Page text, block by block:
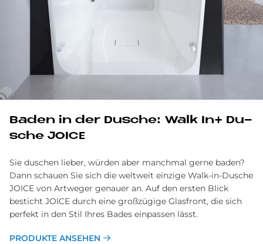
Ba­den in der Du­sche: Walk In+ Du­
sche JOICE
Sie duschen lieber, würden aber manchmal gerne baden?
Dann schauen Sie sich die weltweit einzige Walk-in-Dusche
JOICE von Artweger genauer an. Auf den ersten Blick
besticht JOICE durch eine großzügige Glasfront, die sich
perfekt in den Stil Ihres Bades einpassen lässt.
PRODUKTE ANSEHEN